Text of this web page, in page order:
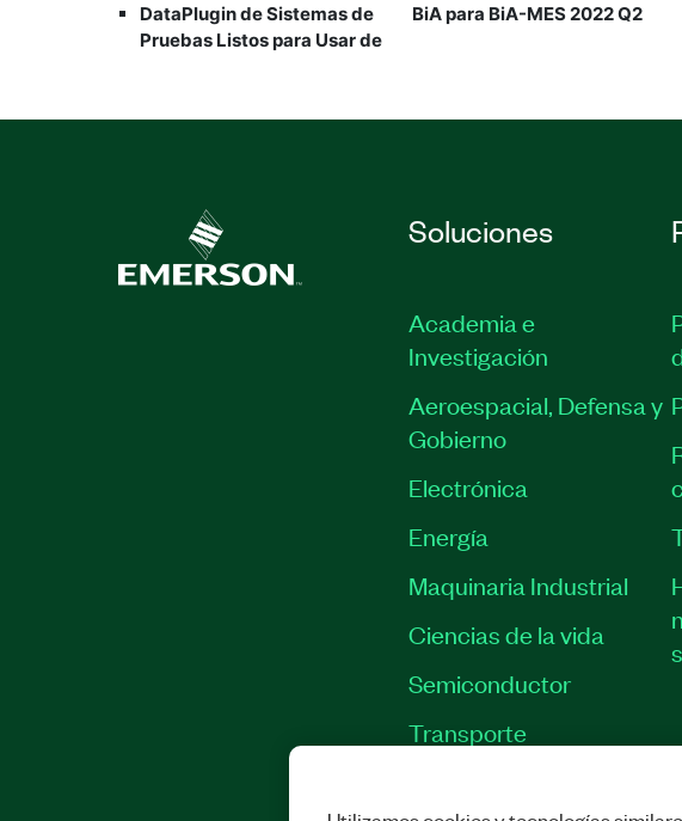
DataPlugin de Sistemas de
Pruebas Listos para Usar de
BiA para BiA-MES 2022 Q2
Soluciones
Academia e
Investigación
Aeroespacial, Defensa y
Gobierno
Electrónica
Energía
Maquinaria Industrial
Ciencias de la vida
Semiconductor
Transporte